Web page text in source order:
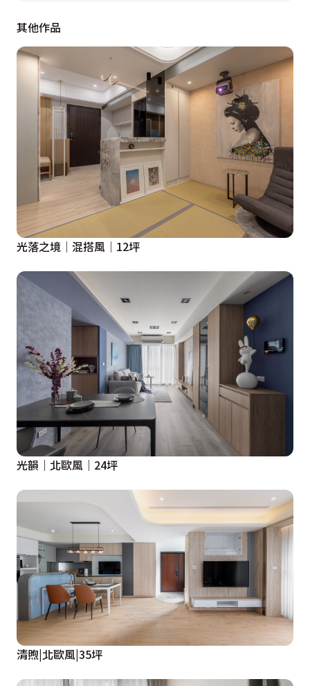
多，兩三組就夠幾位過路客嘗鮮成主顧。寧靜的下午，在
店深較隱密處卸下一身疲勞，在溫柔顏色包圍中，品幾款
經典蛋糕佐飲品，與友人輕鬆的說說笑笑，這就是生活，
這就是風格。
設計概念文字為【艾美幸福設計有限公司】提供
其他作品
光落之境│混搭風│12坪
光韻｜北歐風｜24坪
清煦|北歐風|35坪